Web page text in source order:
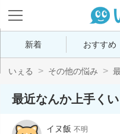
新着 おすすめ
いぇる その他の悩み
最近なんか上手く
イヌ飯 不明